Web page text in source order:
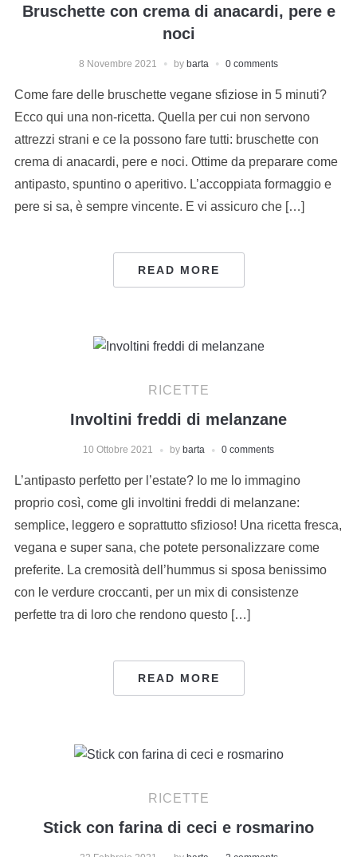
Bruschette con crema di anacardi, pere e
noci
8 Novembre 2021 by barta 0 comments
Come fare delle bruschette vegane sfiziose in 5 minuti?
Ecco qui una non-ricetta. Quella per cui non servono
attrezzi strani e ce la possono fare tutti: bruschette con
crema di anacardi, pere e noci. Ottime da preparare come
antipasto, spuntino o aperitivo. L’accoppiata formaggio e
pere si sa, è sempre vincente. E vi assicuro che […]
READ MORE
RICETTE
Involtini freddi di melanzane
10 Ottobre 2021 by barta 0 comments
L’antipasto perfetto per l’estate? Io me lo immagino
proprio così, come gli involtini freddi di melanzane:
semplice, leggero e soprattutto sfizioso! Una ricetta fresca,
vegana e super sana, che potete personalizzare come
preferite. La cremosità dell’hummus si sposa benissimo
con le verdure croccanti, per un mix di consistenze
perfette tra di loro che rendono questo […]
READ MORE
RICETTE
Stick con farina di ceci e rosmarino